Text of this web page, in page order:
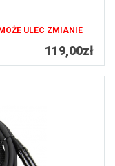
ULEC ZMIANIE
119,00zł